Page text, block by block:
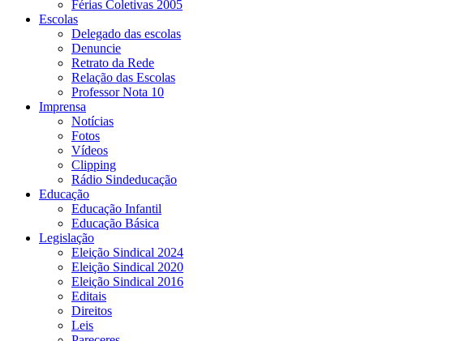
Férias Coletivas 2005
Escolas
Delegado das escolas
Denuncie
Retrato da Rede
Relação das Escolas
Professor Nota 10
Imprensa
Notícias
Fotos
Vídeos
Clipping
Rádio Sindeducação
Educação
Educação Infantil
Educação Básica
Legislação
Eleição Sindical 2024
Eleição Sindical 2020
Eleição Sindical 2016
Editais
Direitos
Leis